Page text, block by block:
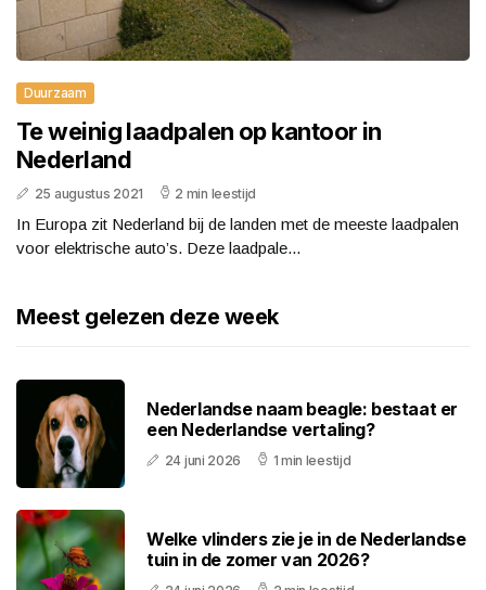
Duurzaam
Te weinig laadpalen op kantoor in
Nederland
25 augustus 2021 2 min leestijd
In Europa zit Nederland bij de landen met de meeste laadpalen
voor elektrische auto’s. Deze laadpale...
Meest gelezen deze week
Nederlandse naam beagle: bestaat er
een Nederlandse vertaling?
24 juni 2026 1 min leestijd
Welke vlinders zie je in de Nederlandse
tuin in de zomer van 2026?